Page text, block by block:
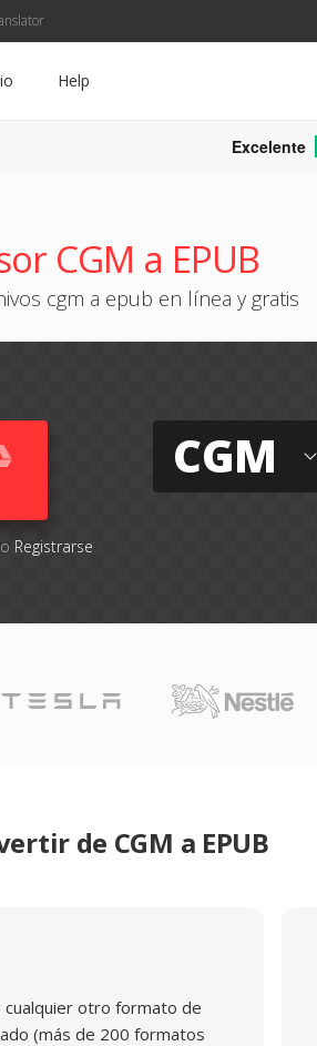
Help
Excelente
CGM a EPUB
cgm a epub en línea y gratis
Registrarse
CGM
de CGM a EPUB
cualquier otro formato de
(más de 200 formatos